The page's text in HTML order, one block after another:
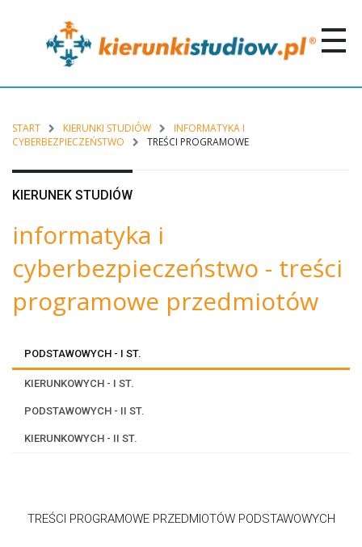
START KIERUNKI STUDIÓW
INFORMATYKA I
CYBERBEZPIECZEŃSTWO
TREŚCI PROGRAMOWE
KIERUNEK STUDIÓW
informatyka i
cyberbezpieczeństwo - treści
programowe przedmiotów
PODSTAWOWYCH - I ST.
KIERUNKOWYCH - I ST.
PODSTAWOWYCH - II ST.
KIERUNKOWYCH - II ST.
TREŚCI PROGRAMOWE PRZEDMIOTÓW PODSTAWOWYCH